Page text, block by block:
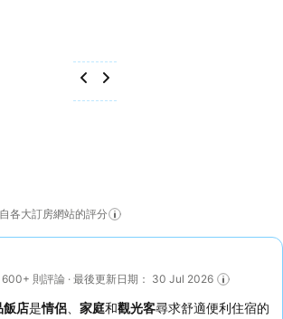
各大訂房網站的評分
600+ 則評論 · 最後更新日期： 30 Jul 2026
飯店是情侶 家庭和觀光客尋求舒適便利住宿的